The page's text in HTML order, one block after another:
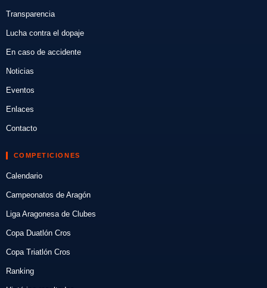
Transparencia
Lucha contra el dopaje
En caso de accidente
Noticias
Eventos
Enlaces
Contacto
COMPETICIONES
Calendario
Campeonatos de Aragón
Liga Aragonesa de Clubes
Copa Duatlón Cros
Copa Triatlón Cros
Ranking